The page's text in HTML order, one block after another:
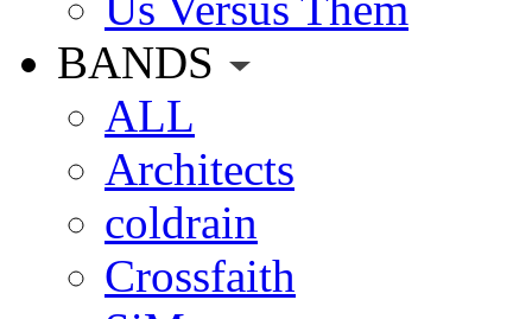
BANDS
ALL
Architects
coldrain
Crossfaith